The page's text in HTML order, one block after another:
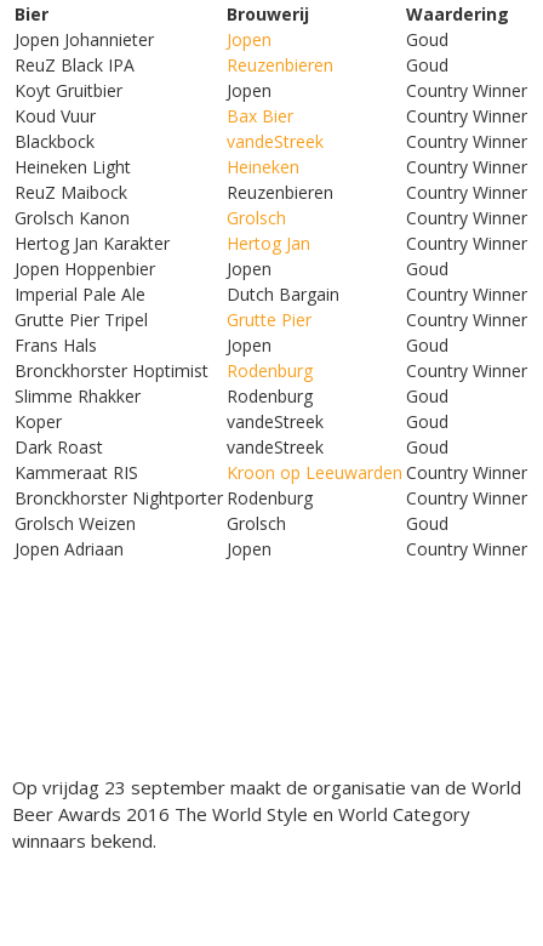
Bier Brouwerij
Waardering
Jopen Johannieter
Jopen
Goud
ReuZ Black IPA
Reuzenbieren
Goud
Koyt Gruitbier
Jopen
Country Winner
Koud Vuur
Bax Bier
Country Winner
Blackbock
vandeStreek
Country Winner
Heineken Light
Heineken
Country Winner
ReuZ Maibock
Reuzenbieren
Country Winner
Grolsch Kanon
Grolsch
Country Winner
Hertog Jan Karakter
Hertog Jan
Country Winner
Jopen Hoppenbier
Jopen
Goud
Imperial Pale Ale
Dutch Bargain
Country Winner
Grutte Pier Tripel
Grutte Pier
Country Winner
Frans Hals
Jopen
Goud
Bronckhorster Hoptimist
Rodenburg
Country Winner
Slimme Rhakker
Rodenburg
Goud
Koper
vandeStreek
Goud
Dark Roast
vandeStreek
Goud
Kammeraat RIS
Kroon op Leeuwarden Country Winner
Bronckhorster Nightporter Rodenburg
Country Winner
Grolsch Weizen
Grolsch
Goud
Jopen Adriaan
Jopen Country Winner
Op vrijdag 23 september maakt de organisatie van de World
Beer Awards 2016 The World Style en World Category
winnaars bekend.